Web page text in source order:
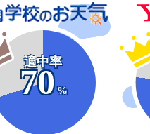
適中率
70
%